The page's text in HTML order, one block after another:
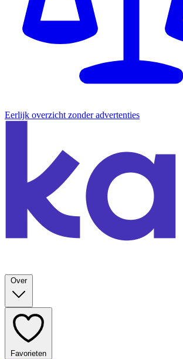
Eerlijk overzicht zonder advertenties
Over
Favorieten